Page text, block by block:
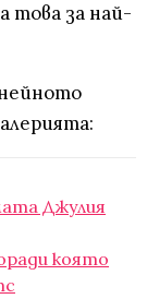
това за най-
Джулия
която